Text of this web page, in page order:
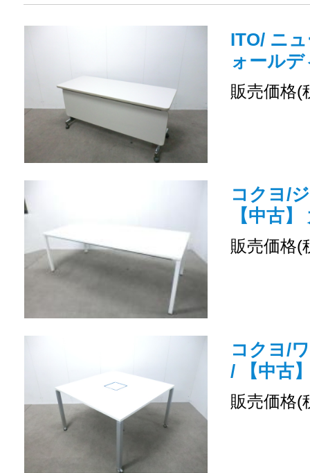
ITO/ ニ
ォール
販売価格(
コクヨ/
【中古
販売価格(
コクヨ/
/ 【中古
販売価格(